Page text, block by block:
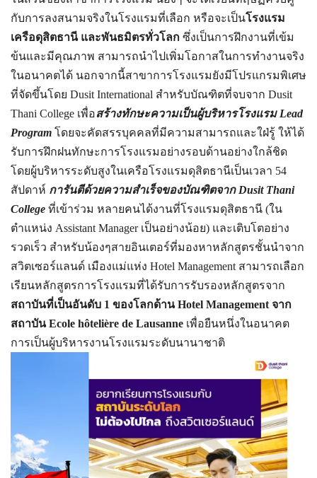
กับการลงสนามจริงในโรงแรมที่เลือก หรือจะเป็นโรงแรม
เครือดุสิตธานี และพันธมิตรทั่วโลก ซึ่งเป็นการฝึกงานที่เข้ม
ข้นและมีคุณภาพ สามารถนำไปเพิ่มโอกาสในการทำงานจริง
ในอนาคตได้ นอกจากนี้สาขาการโรงแรมยังมีโปรแกรมพิเศษ
ที่จัดขึ้นโดย Dusit International สำหรับบัณฑิตที่จบจาก Dusit
Thani College เพื่อสร้างทักษะความเป็นผู้บริหารโรงแรม Lead
Program โดยจะคัดสรรบุคคลที่มีความสามารถและใฝ่รู้ ให้ได้
รับการฝึกฝนทักษะการโรงแรมอย่างรอบด้านอย่างใกล้ชิด
โดยผู้บริหารระดับสูงในเครือโรงแรมดุสิตธานีเป็นเวลา 54
สัปดาห์ การันตีด้วยความสำเร็จของบัณฑิตจาก Dusit Thani
College ที่เข้าร่วม หลายคนได้งานที่โรงแรมดุสิตธานี (ใน
ตำแหน่ง Assistant Manager เป็นอย่างน้อย) และเติบโตอย่าง
รวดเร็ว สำหรับน้องๆสายอินเตอร์ที่มองหาหลักสูตรชั้นนำจาก
สวิตเซอร์แลนด์ เมืองแม่แห่ง Hotel Management สามารถเลือก
เรียนหลักสูตรการโรงแรมที่ได้รับการรับรองหลักสูตรจาก
สถาบันที่เป็นอันดับ 1 ของโลกด้าน Hotel Management จาก
สถาบัน Ecole hôtelière de Lausanne เพื่อยืนหนึ่งในอนาคต
การเป็นผู้บริหารงานโรงแรมระดับนานาชาติ